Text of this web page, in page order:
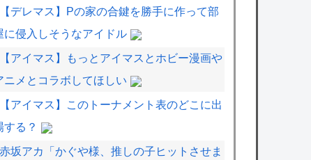
【デレマス】Pの家の合鍵を勝手に作って部
に侵入しそうなアイドル
【アイマス】もっとアイマスとホビー漫画や
ニメとコラボしてほしい
【アイマス】このトーナメント表のどこに出
する？
赤坂アカ「かぐや様、推しの子ヒットさせま